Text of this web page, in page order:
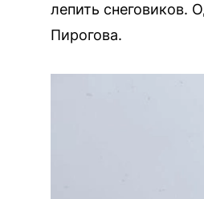
лепить снеговиков.
Пирогова.